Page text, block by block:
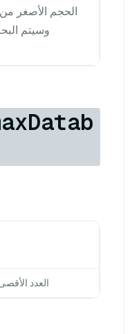
الحجم الأصغر
وسيتم
العدد